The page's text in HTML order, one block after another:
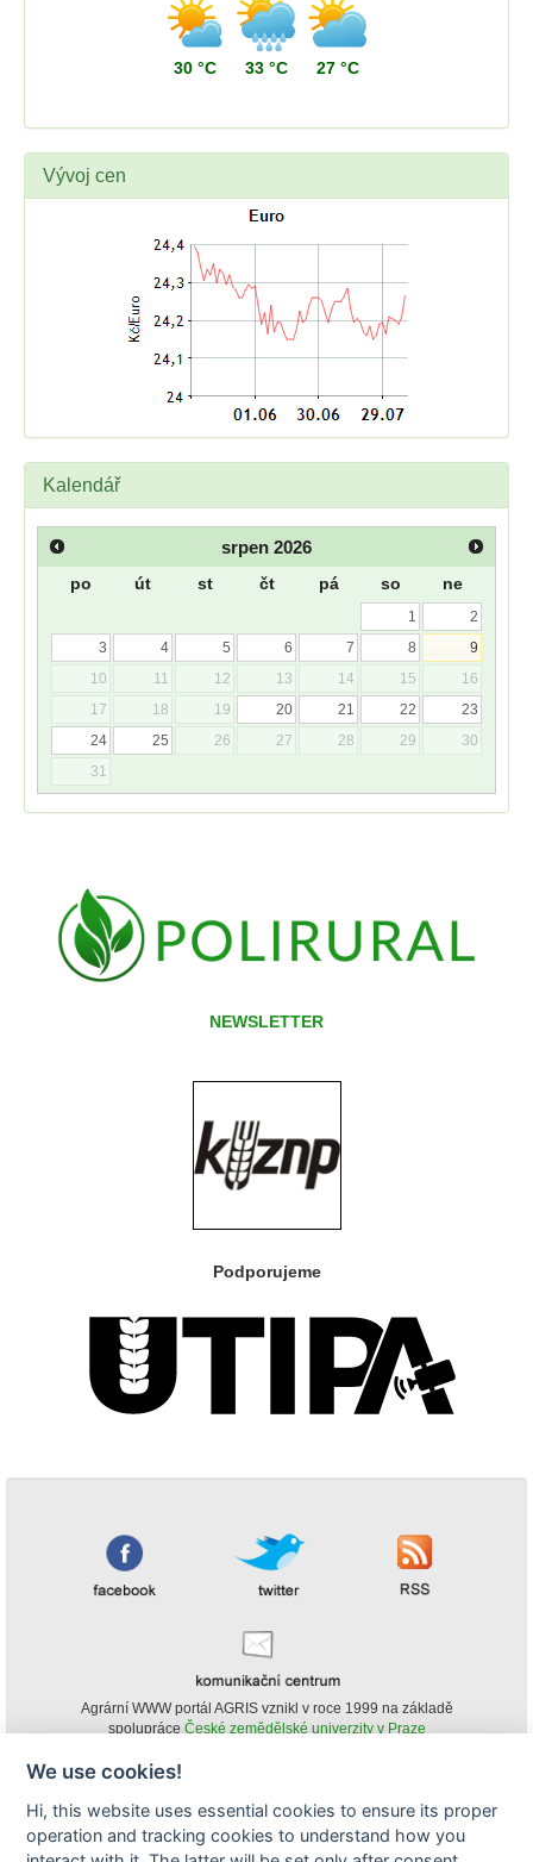
30 °C 33 °C 27 °C
Vývoj cen
Kalendář
srpen 2026
po út st čt pá so ne
1
2
3
4 5 6 7 8
9
10
11 12 13 14 15
16
17
18 19 20 21 22
23
24
25 26 27 28 29
30
31
NEWSLETTER
Podporujeme
Agrární WWW portál AGRIS vznikl v roce 1999 na základě
spolupráce České zemědělské univerzity v Praze
obsahu agrárního WWW portálu AGRIS je možné
(pokud není uvedeno jinak) pouze za podmínky uvedení zdroje v podobě
www.agris.cz a data publikace v AGRISu.
We use cookies!
Hi, this website uses essential cookies to ensure its proper
operation and tracking cookies to understand how you